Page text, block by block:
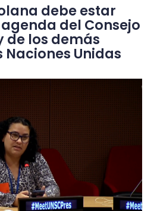
debe estar
del Consejo
de los demás
Unidas